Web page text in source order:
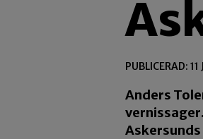
PUBLICERAD:
Anders